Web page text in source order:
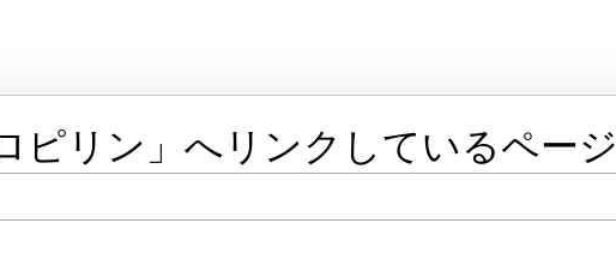
ピリン」へリンクしているページ